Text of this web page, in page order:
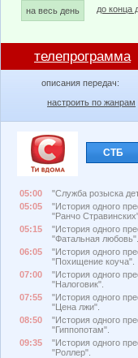
на весь день до конца
телепрограмма
описания передач:
настроить по жанрам
СТБ
05:00
"Служба розыска
05:05
"История одного
"Ранчо
05:15
"История одного
"Фатальная любовь".
06:05
"История одного
"Похищение коуча".
07:00
"История одного
"Налоговик".
07:55
"История одного
"Цена лжи".
08:50
"История одного
"Гиппопотам".
09:35
"История одного
"Роллер".